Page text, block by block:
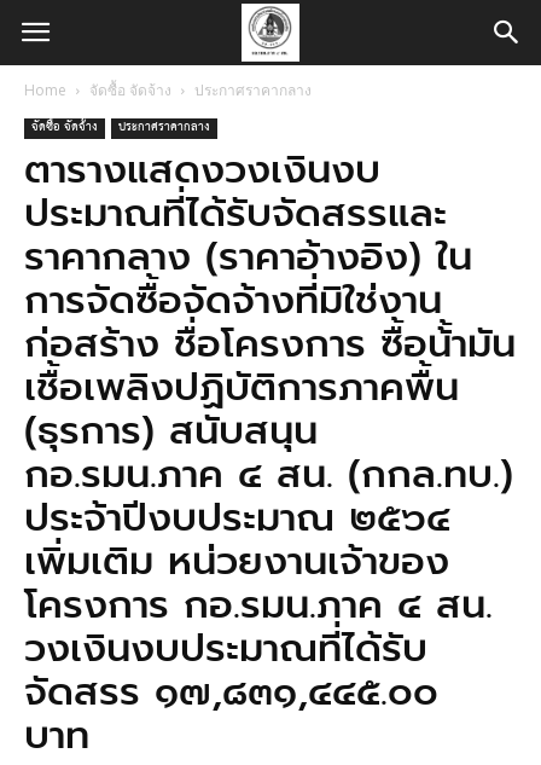
Home จัดซื้อ จัดจ้าง ประกาศราคากลาง
จัดซื้อ จัดจ้าง ประกาศราคากลาง
ตารางแสดงวงเงินงบ
ประมาณที่ได้รับจัดสรรและ
ราคากลาง (ราคาอ้างอิง) ใน
การจัดซื้อจัดจ้างที่มิใช่งาน
ก่อสร้าง ชื่อโครงการ ซื้อน้้ามัน
เชื้อเพลิงปฏิบัติการภาคพื้น
(ธุรการ) สนับสนุน
กอ.รมน.ภาค ๔ สน. (กกล.ทบ.)
ประจ้าปีงบประมาณ ๒๕๖๔
เพิ่มเติม หน่วยงานเจ้าของ
โครงการ กอ.รมน.ภาค ๔ สน.
วงเงินงบประมาณที่ได้รับ
จัดสรร ๑๗,๘๓๑,๔๔๕.๐๐
บาท